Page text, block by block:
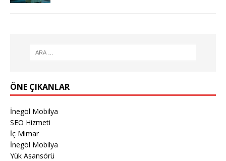
ÖNE ÇIKANLAR
İnegöl Mobilya
SEO Hizmeti
İç Mimar
İnegöl Mobilya
Yük Asansörü